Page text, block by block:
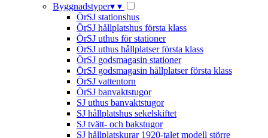
Byggnadstyper▾ ▾
ÖrSJ stationshus
ÖrSJ hållplatshus första klass
ÖrSJ uthus för stationer
ÖrSJ uthus hållplatser första klass
ÖrSJ godsmagasin stationer
ÖrSJ godsmagasin hållplatser första klass
ÖrSJ vattentorn
ÖrSJ banvaktstugor
SJ uthus banvaktstugor
SJ hållplatshus sekelskiftet
SJ tvätt- och bakstugor
SJ hållplatskurar 1920-talet modell större